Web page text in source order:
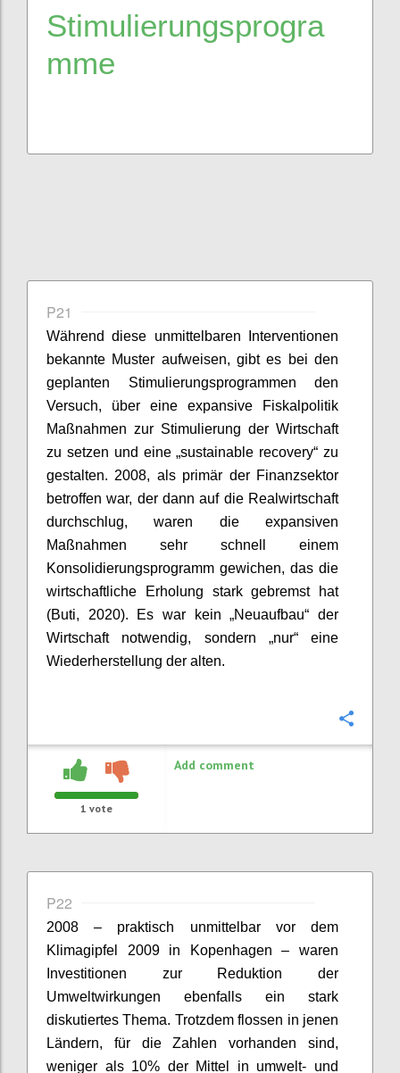
Stimulierungsprogra
mme
P21
Während diese unmittelbaren Interventionen
bekannte Muster aufweisen, gibt es bei den
geplanten Stimulierungsprogrammen den
Versuch, über eine expansive Fiskalpolitik
Maßnahmen zur Stimulierung der Wirtschaft
zu setzen und eine „sustainable recovery“ zu
gestalten. 2008, als primär der Finanzsektor
betroffen war, der dann auf die Realwirtschaft
durchschlug, waren die expansiven
Maßnahmen sehr schnell einem
Konsolidierungsprogramm gewichen, das die
wirtschaftliche Erholung stark gebremst hat
(Buti, 2020). Es war kein „Neuaufbau“ der
Wirtschaft notwendig, sondern „nur“ eine
Wiederherstellung der alten.
1 vote
Add comment
P22
2008 – praktisch unmittelbar vor dem
Klimagipfel 2009 in Kopenhagen – waren
Investitionen zur Reduktion der
Umweltwirkungen ebenfalls ein stark
diskutiertes Thema. Trotzdem flossen in jenen
Ländern, für die Zahlen vorhanden sind,
weniger als 10% der Mittel in umwelt- und